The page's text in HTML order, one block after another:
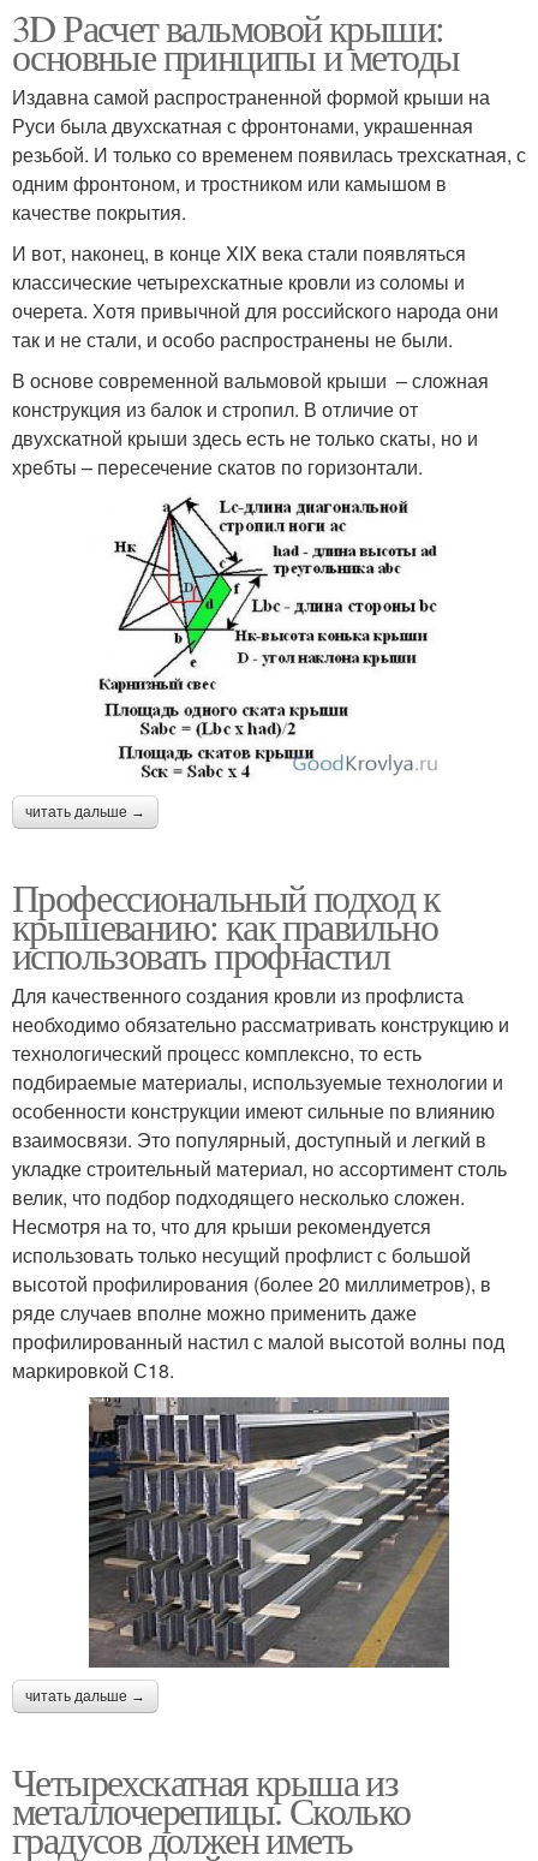
3D Расчет вальмовой крыши:
основные принципы и методы
Издавна самой распространенной формой крыши на
Руси была двухскатная с фронтонами, украшенная
резьбой. И только со временем появилась трехскатная, с
одним фронтоном, и тростником или камышом в
качестве покрытия.
И вот, наконец, в конце XIX века стали появляться
классические четырехскатные кровли из соломы и
очерета. Хотя привычной для российского народа они
так и не стали, и особо распространены не были.
В основе современной вальмовой крыши – сложная
конструкция из балок и стропил. В отличие от
двухскатной крыши здесь есть не только скаты, но и
хребты – пересечение скатов по горизонтали.
читать дальше →
Профессиональный подход к
крышеванию: как правильно
использовать профнастил
Для качественного создания кровли из профлиста
необходимо обязательно рассматривать конструкцию и
технологический процесс комплексно, то есть
подбираемые материалы, используемые технологии и
особенности конструкции имеют сильные по влиянию
взаимосвязи. Это популярный, доступный и легкий в
укладке строительный материал, но ассортимент столь
велик, что подбор подходящего несколько сложен.
Несмотря на то, что для крыши рекомендуется
использовать только несущий профлист с большой
высотой профилирования (более 20 миллиметров), в
ряде случаев вполне можно применить даже
профилированный настил с малой высотой волны под
маркировкой С18.
читать дальше →
Четырехскатная крыша из
металлочерепицы. Сколько
градусов должен иметь